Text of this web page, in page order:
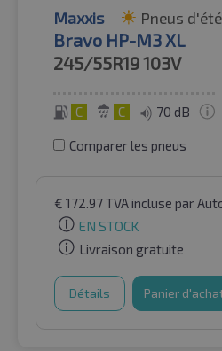
Maxxis Pneus d'été
Bravo HP-M3 XL
245/55R19103V
C C 70 dB
Comparer les pneus
€ 172.97TVA incluse par
EN STOCK
Livraison gratuite
Détails Panier